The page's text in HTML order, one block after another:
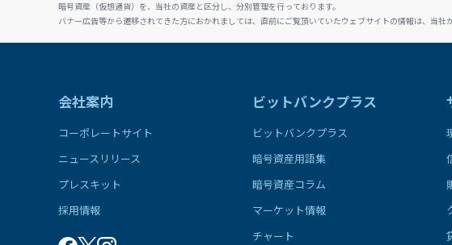
暗号資産（仮想通貨）を、当社の資産と区分し、分別管理を行っております。
バナー広告等から遷移されてきた方におかれましては、直前にご覧頂いていたウェブサイトの情報は、当社
会社案内
コーポレートサイト
ニュースリリース
プレスキット
採用情報
ビットバンクプラス
ビットバンクプラス
暗号資産用語集
暗号資産コラム
マーケット情報
チャート